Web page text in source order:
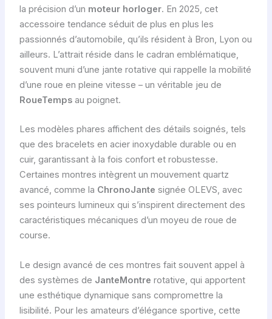
la précision d’un moteur horloger. En 2025, cet
accessoire tendance séduit de plus en plus les
passionnés d’automobile, qu’ils résident à Bron, Lyon ou
ailleurs. L’attrait réside dans le cadran emblématique,
souvent muni d’une jante rotative qui rappelle la mobilité
d’une roue en pleine vitesse – un véritable jeu de
RoueTempsau poignet.
Les modèles phares affichent des détails soignés, tels
que des bracelets en acier inoxydable durable ou en
cuir, garantissant à la fois confort et robustesse.
Certaines montres intègrent un mouvement quartz
avancé, comme la ChronoJante signée OLEVS, avec
ses pointeurs lumineux qui s’inspirent directement des
caractéristiques mécaniques d’un moyeu de roue de
course.
Le design avancé de ces montres fait souvent appel à
des systèmes de JanteMontre rotative, qui apportent
une esthétique dynamique sans compromettre la
lisibilité. Pour les amateurs d’élégance sportive, cette